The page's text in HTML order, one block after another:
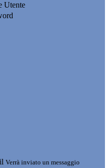
Utente
Verrà inviato un messaggio